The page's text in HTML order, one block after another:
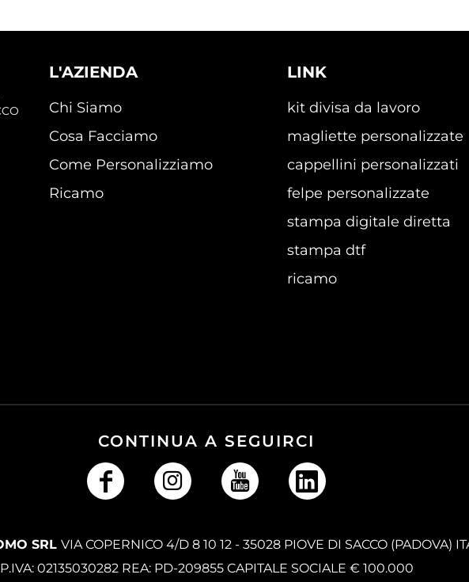
L'AZIENDA
Chi Siamo
Cosa Facciamo
Come Personalizziamo
Ricamo
LINK
kit divisa da lavoro
magliette personalizzate
cappellini personalizzati
felpe personalizzate
stampa digitale diretta
stampa dtf
ricamo
CONTINUA A SEGUIRCI
SRL VIA COPERNICO 4/D 8 10 12 - 35028 PIOVE DI SACCO (PADOVA)
P.IVA: 02135030282 REA: PD-209855 CAPITALE SOCIALE € 100.000